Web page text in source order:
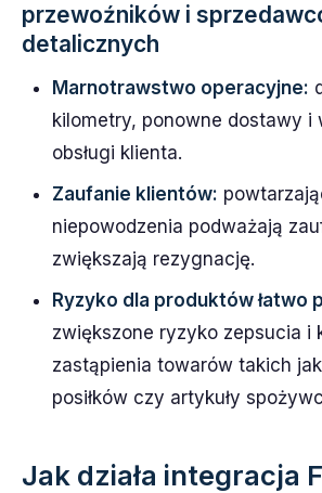
przewoźników i
detalicznych
Marnotrawstwo operacyjne:
kilometry, ponowne dostawy i
obsługi klienta.
Zaufanie klientów:
niepowodzenia podważają
zwiększają rezygnację.
Ryzyko dla produktów łatwo
zwiększone ryzyko zepsucia i
zastąpienia towarów takich
posiłków czy artykuły
Jak działa integracja